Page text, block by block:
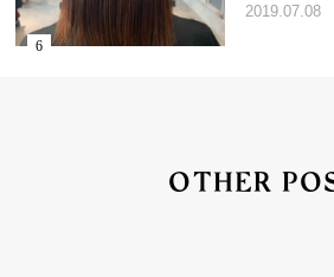
2019.07.08
OTHER